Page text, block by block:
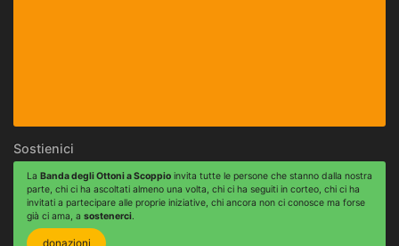
Sostienici
La Banda degli Ottoni a Scoppio invita tutte le persone che stanno dalla nostra
parte, chi ci ha ascoltati almeno una volta, chi ci ha seguiti in corteo, chi ci ha
invitati a partecipare alle proprie iniziative, chi ancora non ci conosce ma forse
già ci ama, a sostenerci.
donazioni